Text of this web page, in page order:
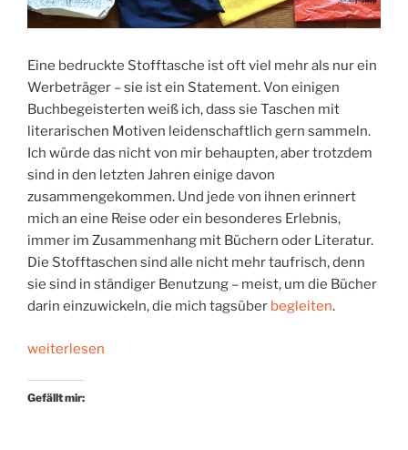
Eine bedruckte Stofftasche ist oft viel mehr als nur ein
Werbeträger – sie ist ein Statement. Von einigen
Buchbegeisterten weiß ich, dass sie Taschen mit
literarischen Motiven leidenschaftlich gern sammeln.
Ich würde das nicht von mir behaupten, aber trotzdem
sind in den letzten Jahren einige davon
zusammengekommen. Und jede von ihnen erinnert
mich an eine Reise oder ein besonderes Erlebnis,
immer im Zusammenhang mit Büchern oder Literatur.
Die Stofftaschen sind alle nicht mehr taufrisch, denn
sie sind in ständiger Benutzung – meist, um die Bücher
darin einzuwickeln, die mich tagsüber begleiten.
„Lesestoff.
Erinnerungen“
weiterlesen
Gefällt mir: